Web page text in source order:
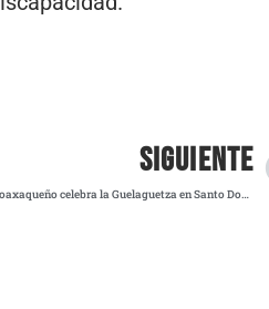
SIGUIENTE
Pinceladas de Tradición 2025: el arte oaxaqueño celebra la Guelaguetza en Santo Domingo